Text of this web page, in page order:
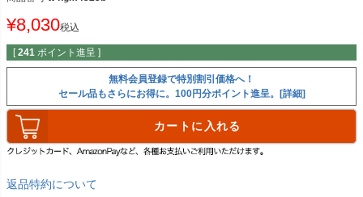
¥8,030税込
[ 241 ポイント進呈 ]
無料会員登録で特別割引価格へ！
セール品もさらにお得に。100円分ポイント進呈。[詳細]
カートに入れる
返品特約について